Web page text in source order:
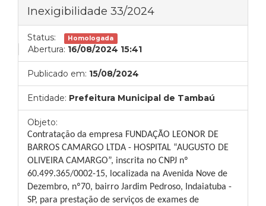
Inexigibilidade 33/2024
Status: Homologada
Abertura: 16/08/2024 15:41
Publicado em: 15/08/2024
Entidade: Prefeitura Municipal de Tambaú
Objeto:
Contratação da empresa FUNDAÇÃO LEONOR DE
BARROS CAMARGO LTDA - HOSPITAL “AUGUSTO DE
OLIVEIRA CAMARGO”, inscrita no CNPJ nº
60.499.365/0002-15, localizada na Avenida Nove de
Dezembro, nº70, bairro Jardim Pedroso, Indaiatuba -
SP, para prestação de serviços de exames de